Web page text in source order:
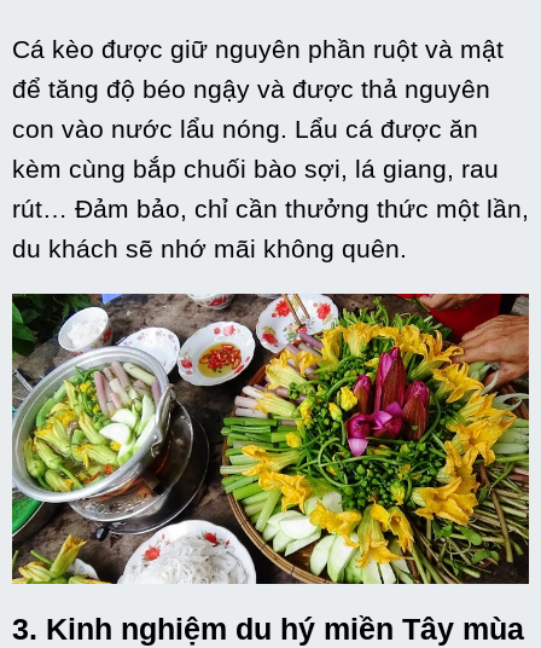
Cá kèo được giữ nguyên phần ruột và mật
để tăng độ béo ngậy và được thả nguyên
con vào nước lẩu nóng. Lẩu cá được ăn
kèm cùng bắp chuối bào sợi, lá giang, rau
rút… Đảm bảo, chỉ cần thưởng thức một lần,
du khách sẽ nhớ mãi không quên.
3. Kinh nghiệm du hý miền Tây mùa